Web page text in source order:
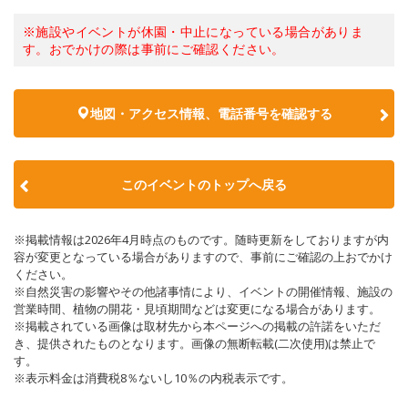
※施設やイベントが休園・中止になっている場合がありま
す。おでかけの際は事前にご確認ください。
地図・アクセス情報、電話番号を確認する
このイベントのトップへ戻る
※掲載情報は2026年4月時点のものです。随時更新をしておりますが内
容が変更となっている場合がありますので、事前にご確認の上おでかけ
ください。
※自然災害の影響やその他諸事情により、イベントの開催情報、施設の
営業時間、植物の開花・見頃期間などは変更になる場合があります。
※掲載されている画像は取材先から本ページへの掲載の許諾をいただ
き、提供されたものとなります。画像の無断転載(二次使用)は禁止で
す。
※表示料金は消費税8％ないし10％の内税表示です。